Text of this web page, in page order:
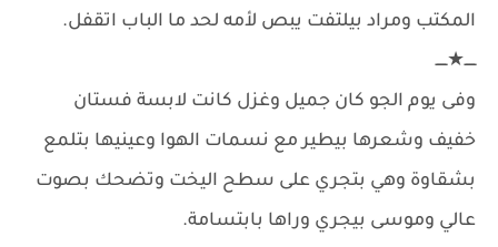
المكتب ومراد بيلتفت يبص لأمه لحد ما الباب اتقفل.
ـــــ★ـــــ
وفى يوم الجو كان جميل وغزل كانت لابسة فستان
خفيف وشعرها بيطير مع نسمات الهوا وعينيها بتلمع
بشقاوة وهي بتجري على سطح اليخت وتضحك بصوت
عالي وموسى بيجري وراها بابتسامة.